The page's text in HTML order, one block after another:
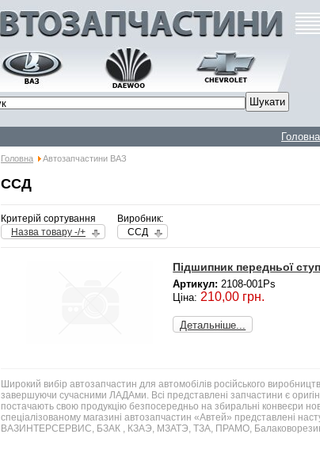
Головна
Головна Автозапчастини ВАЗ
ССД
Критерій сортування
Назва товару -/+
Виробник:
ССД
Підшипник передньої
Артикул: 2108-001Ps
Ціна:210,00 грн.
Детальніше...
Широкий вибір автозапчастин для автомобілів російського
завершуючи сучасними ЛАДАми. Всі представлені запчастини є
постачають свою продукцію безпосередньо на збиральні конвеєри
спеціалізованому магазині автозапчастин «Автей» представлені
ВАЗИНТЕРСЕРВИС, БЗАК , КЗАЭ, МЗАТЭ, ТЗА, ПРАМО,